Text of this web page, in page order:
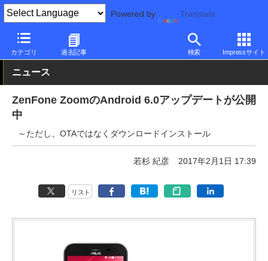
Powered by Translate
カテゴリ 過去記事 検索 Impressサイト
PC Watch パソコン/タブレット/スマートフォン スマートフォン
ニュース
ZenFone ZoomのAndroid 6.0アップデートが公開
中
～ただし、OTAではなくダウンロードインストール
若杉 紀彦 2017年2月1日 17:39
リスト